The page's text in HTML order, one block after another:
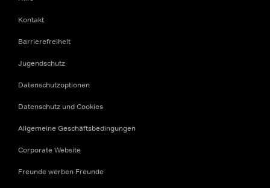
Kontakt
Barrierefreiheit
Jugendschutz
Datenschutzoptionen
Datenschutz und Cookies
Allgemeine Geschäftsbedingungen
Corporate Website
Freunde werben Freunde